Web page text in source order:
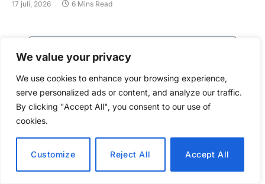
We value your privacy
We use cookies to enhance your browsing experience,
serve personalized ads or content, and analyze our traffic.
By clicking "Accept All", you consent to our use of
cookies.
Customize Reject All Accept All
17 juli, 2026 6 Mins Read
Senaste kommentarerna